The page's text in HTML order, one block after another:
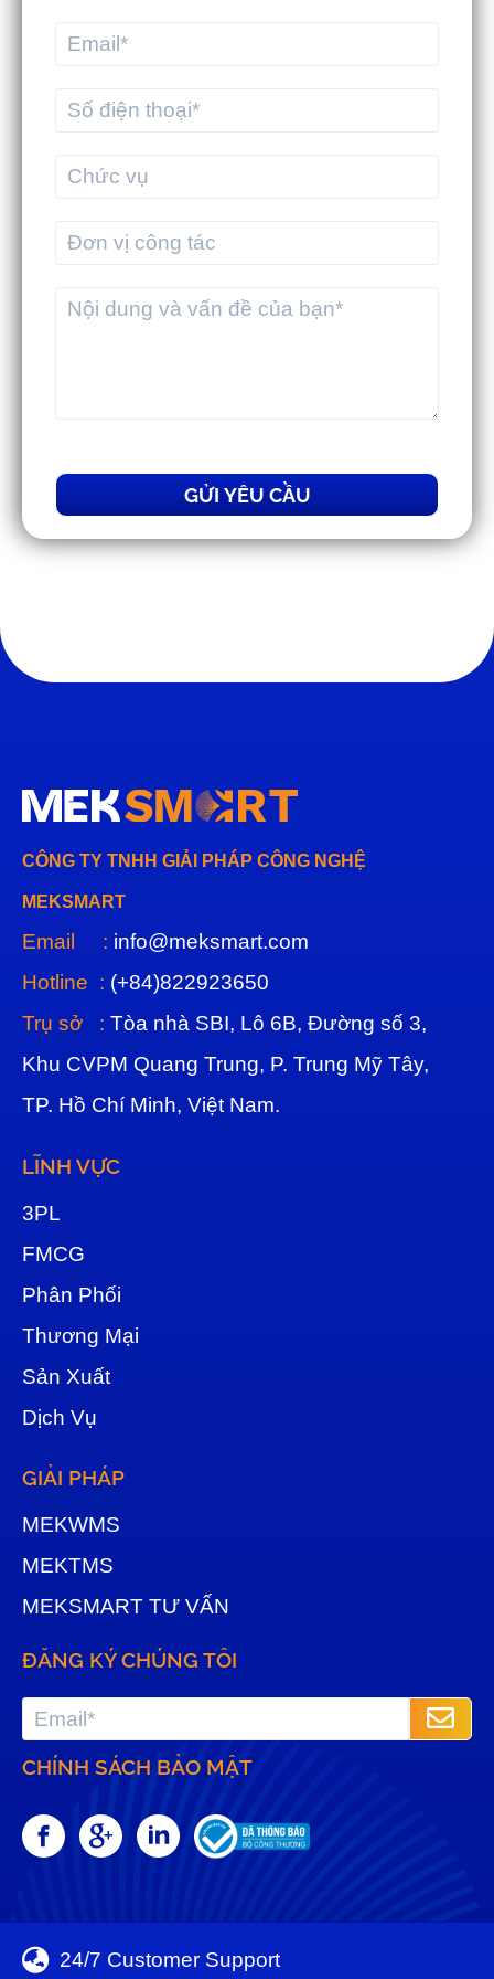
GỬI YÊU CẦU
CÔNG TY TNHH GIẢI PHÁP CÔNG NGHỆ
MEKSMART
Email : info@meksmart.com
Hotline : (+84)822923650
Trụ sở : Tòa nhà SBI, Lô 6B, Đường số 3,
Khu CVPM Quang Trung, P. Trung Mỹ Tây,
TP. Hồ Chí Minh, Việt Nam.
LĨNH VỰC
3PL
FMCG
Phân Phối
Thương Mại
Sản Xuất
Dịch Vụ
GIẢI PHÁP
MEKWMS
MEKTMS
MEKSMART TƯ VẤN
ĐĂNG KÝ CHÚNG TÔI
CHÍNH SÁCH BẢO MẬT
24/7 Customer Support